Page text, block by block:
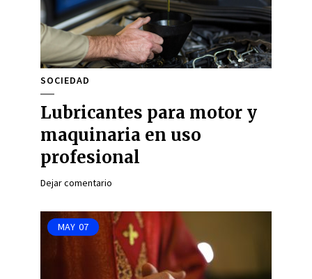
SOCIEDAD
Lubricantes para motor y
maquinaria en uso
profesional
Dejar comentario
MAY 07